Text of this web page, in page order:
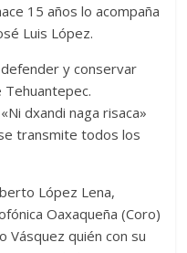
15 años lo acompaña
Luis López.
y conservar
dxandi naga risaca»
transmite todos los
López Lena,
Oaxaqueña (Coro)
Vásquez quién con su